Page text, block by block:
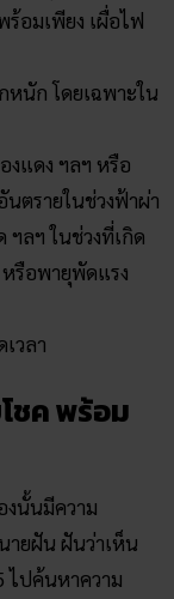
อมเพียง เผื่อไฟ
นัก โดยเฉพาะใน
งแดง ฯลฯ หรือ
ตรายในช่วงฟ้าผ่า
ฯลฯ ในช่วงที่เกิด
รือพายุพัดแรง
วลา
ชค พร้อม
นั้นมีความ
ายฝัน ฝันว่าเห็น
ไปค้นหาความ